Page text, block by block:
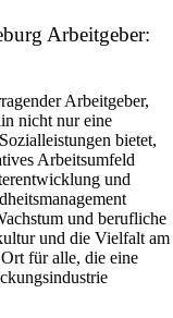
Arbeitgeber:
Arbeitgeber,
nicht nur eine
bietet,
Arbeitsumfeld
und
und berufliche
und die Vielfalt am
für alle, die eine